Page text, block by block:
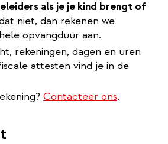
als je je kind brengt of
niet, dan rekenen we
opvangduur aan.
rekeningen, dagen en uren
attesten vind je in de
Contacteer ons.